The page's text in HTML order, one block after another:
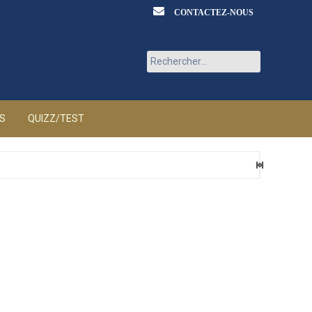
CONTACTEZ-NOUS
Rechercher :
QUIZZ/TEST